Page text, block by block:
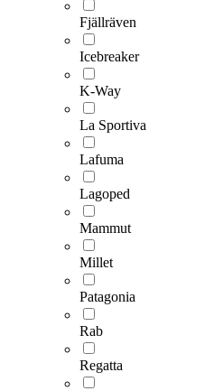
Fjällräven
Icebreaker
K-Way
La Sportiva
Lafuma
Lagoped
Mammut
Millet
Patagonia
Rab
Regatta